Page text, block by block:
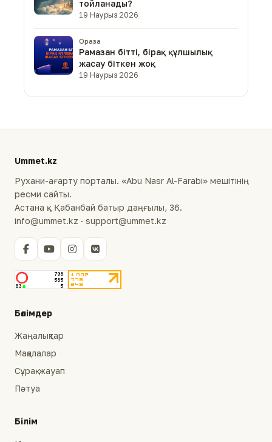
тойланады?
19 Наурыз 2026
Ораза
Рамазан бітті, бірақ құлшылық
жасау біткен жоқ
19 Наурыз 2026
Ummet.kz
Рухани-ағарту порталы. «Abu Nasr Al-Farabi» мешітінің
ресми сайты.
Астана қ., Қабанбай батыр даңғылы, 36.
info@ummet.kz · support@ummet.kz
Бөлімдер
Жаңалықтар
Мақалалар
Сұрақ-жауап
Пәтуа
Білім